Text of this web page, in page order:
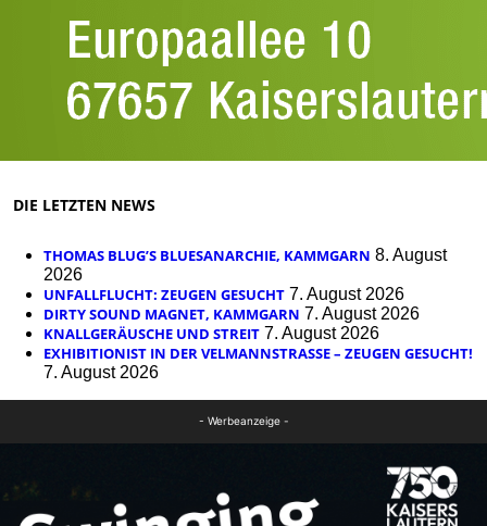
DIE LETZTEN NEWS
THOMAS BLUG’S BLUESANARCHIE, KAMMGARN 8. August
2026
UNFALLFLUCHT: ZEUGEN GESUCHT 7. August 2026
DIRTY SOUND MAGNET, KAMMGARN 7. August 2026
KNALLGERÄUSCHE UND STREIT 7. August 2026
EXHIBITIONIST IN DER VELMANNSTRASSE – ZEUGEN GESUCHT!
7. August 2026
- Werbeanzeige -